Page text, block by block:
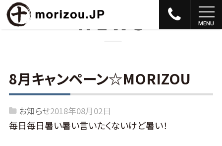
NEWS
8月キャンペーン☆MORIZOU
お知らせ2018年08月02日
毎日毎日暑い暑い言いたくないけど暑い！